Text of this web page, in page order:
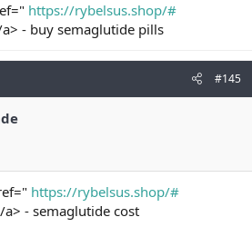
https://rybelsus.shop/#
- buy semaglutide pills
#145
https://rybelsus.shop/#
- semaglutide cost